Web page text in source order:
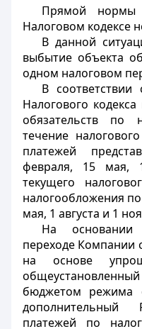
Прямой нормы
Налоговом кодексе
В данной
выбытие объекта
одном налоговом
В соответствии
Налогового
обязательств по
течение
платежей
февраля, 15 мая,
текущего
налогообложения
мая, 1 августа и 1
На основании
переходе Компании
на основе
бюджетом режима
платежей по